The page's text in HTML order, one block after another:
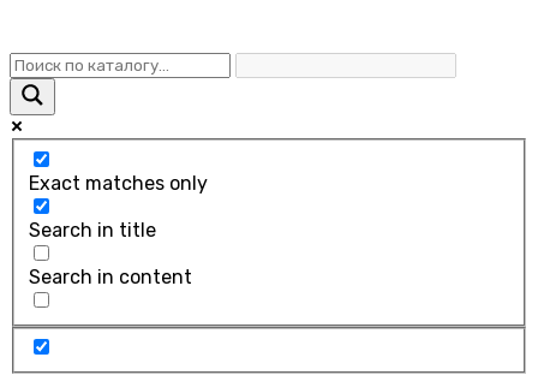
Exact matches only
Search in title
Search in content